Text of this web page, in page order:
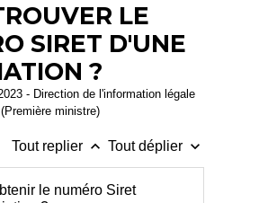
LE
SIRET D'UNE
?
- Direction de l'information légale
ministre)
Tout replier keyboard_arrow_up Tout déplier keyboard_arrow_down
le numéro Siret